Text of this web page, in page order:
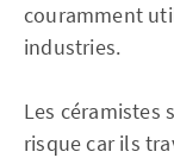
couramment
industries.
Les céramistes
risque car ils